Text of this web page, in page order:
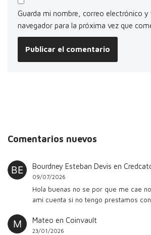
Guarda mi nombre, correo electrónico
navegador para la próxima vez que
Comentarios nuevos
Bourdney Esteban Devis en
09/07/2026
Hola buenas no se por que me cae
ami cuenta si no tengo prestamos
Mateo en Coinvault
23/01/2026